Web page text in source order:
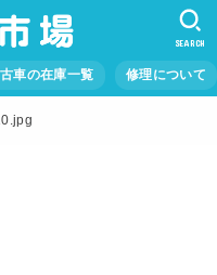
車の在庫一覧 修理について
SEARCH